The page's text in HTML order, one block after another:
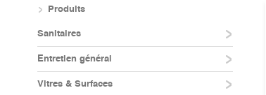
Produits
Sanitaires
Entretien général
Vitres & Surfaces